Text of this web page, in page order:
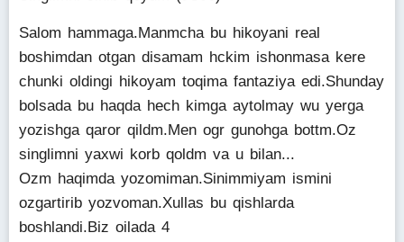
Salom hammaga.Manmcha bu hikoyani real
boshimdan otgan disamam hckim ishonmasa kere
chunki oldingi hikoyam toqima fantaziya edi.Shunday
bolsada bu haqda hech kimga aytolmay wu yerga
yozishga qaror qildm.Men ogr gunohga bottm.Oz
singlimni yaxwi korb qoldm va u bilan...
Ozm haqimda yozomiman.Sinimmiyam ismini
ozgartirib yozvoman.Xullas bu qishlarda
boshlandi.Biz oilada 4